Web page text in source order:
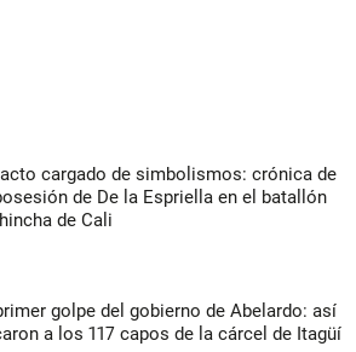
cargado de simbolismos: crónica de
de De la Espriella en el batallón
de Cali
golpe del gobierno de Abelardo: así
a los 117 capos de la cárcel de Itagüí